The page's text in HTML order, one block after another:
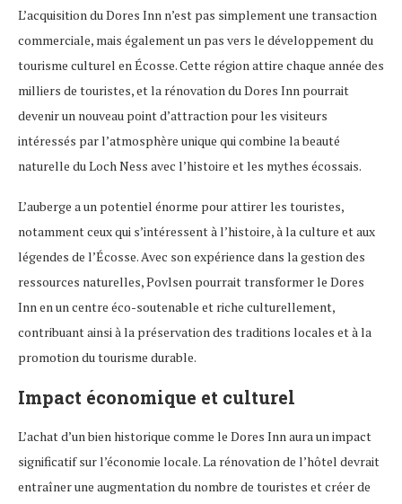
L’acquisition du Dores Inn n’est pas simplement une transaction
commerciale, mais également un pas vers le développement du
tourisme culturel en Écosse. Cette région attire chaque année des
milliers de touristes, et la rénovation du Dores Inn pourrait
devenir un nouveau point d’attraction pour les visiteurs
intéressés par l’atmosphère unique qui combine la beauté
naturelle du Loch Ness avec l’histoire et les mythes écossais.
L’auberge a un potentiel énorme pour attirer les touristes,
notamment ceux qui s’intéressent à l’histoire, à la culture et aux
légendes de l’Écosse. Avec son expérience dans la gestion des
ressources naturelles, Povlsen pourrait transformer le Dores
Inn en un centre éco-soutenable et riche culturellement,
contribuant ainsi à la préservation des traditions locales et à la
promotion du tourisme durable.
Impact économique et culturel
L’achat d’un bien historique comme le Dores Inn aura un impact
significatif sur l’économie locale. La rénovation de l’hôtel devrait
entraîner une augmentation du nombre de touristes et créer de